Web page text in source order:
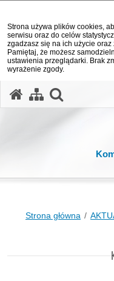
Strona używa plików cookies,
serwisu oraz do celów
zgadzasz się na ich użycie
Pamiętaj, że możesz
ustawienia przeglądarki. Brak
wyrażenie zgody.
Strona główna